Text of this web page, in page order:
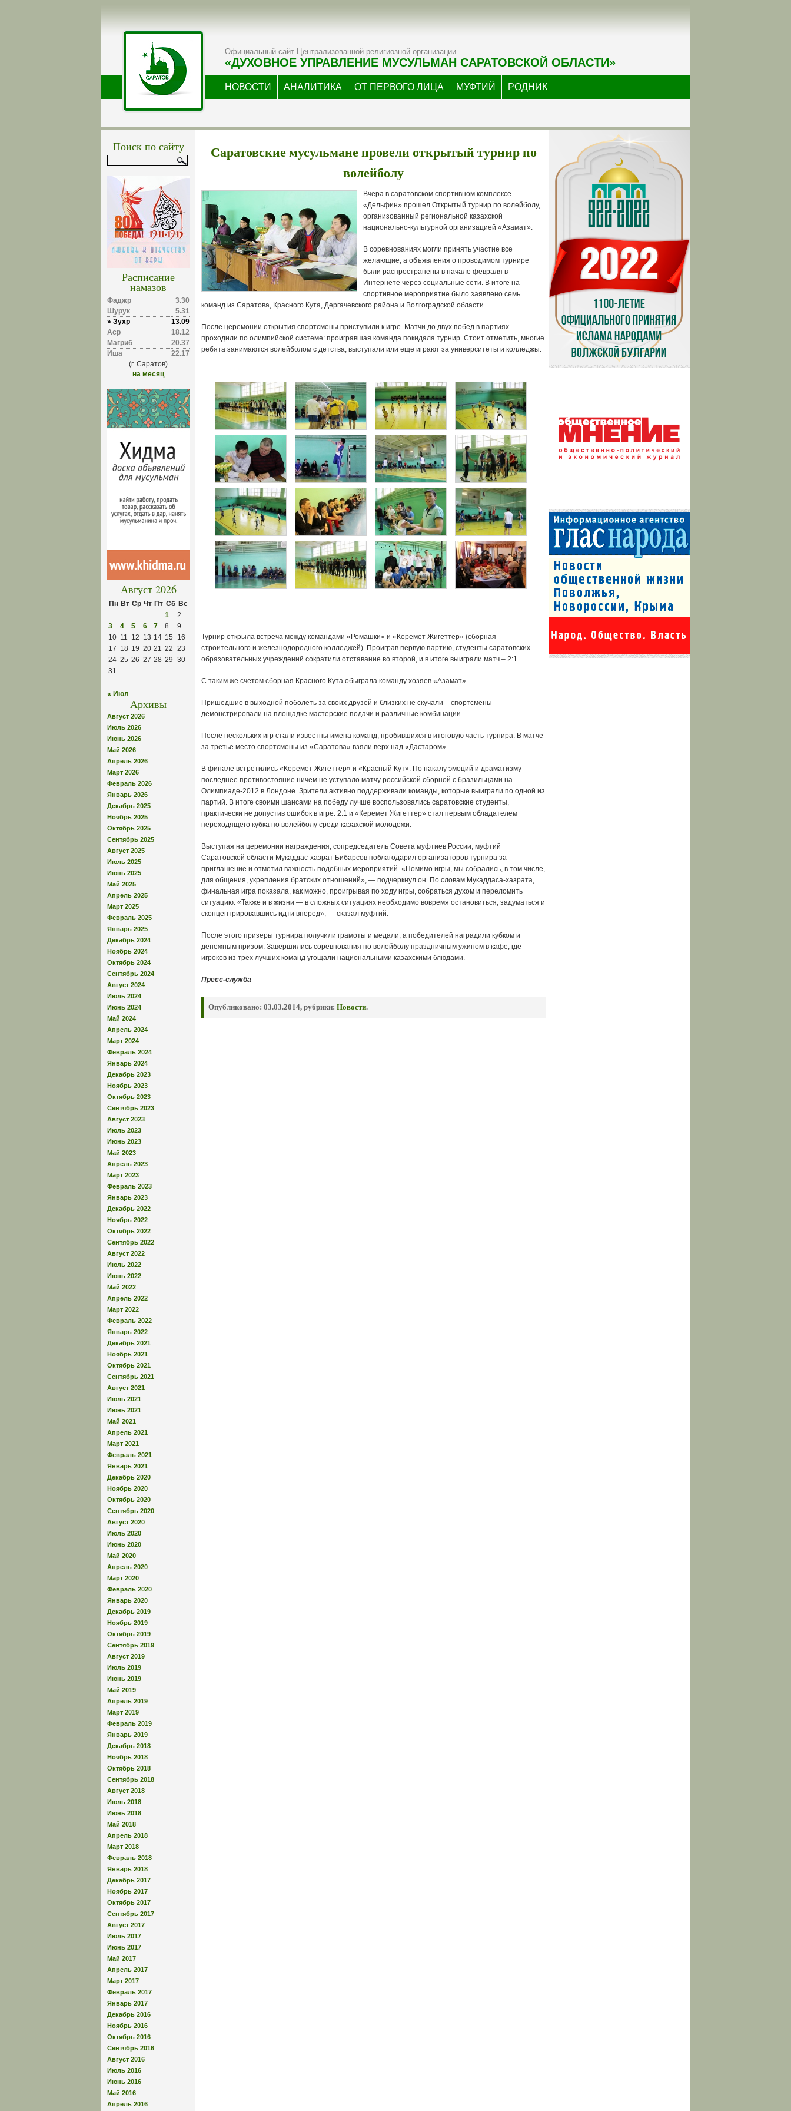
Официальный сайт Централизованной религиозной организации
«ДУХОВНОЕ УПРАВЛЕНИЕ МУСУЛЬМАН САРАТОВСКОЙ ОБЛАСТИ»
НОВОСТИ АНАЛИТИКА ОТ ПЕРВОГО ЛИЦА МУФТИЙ РОДНИК
Поиск по сайту
Расписание
намазов
Фаджр
3.30
Шурук
5.31
» Зухр
13.09
Аср
18.12
Магриб
20.37
Иша
22.17
(г. Саратов)
на месяц
Август 2026
Пн Вт Ср Чт Пт Сб Вс
1
2
3
4 5 6 7 8
9
10 11 12 13 14 15
16
17 18 19 20 21 22 23
24 25 26 27 28 29 30
31
« Июл
Архивы
Август 2026
Июль 2026
Июнь 2026
Май 2026
Апрель 2026
Март 2026
Февраль 2026
Январь 2026
Декабрь 2025
Ноябрь 2025
Октябрь 2025
Сентябрь 2025
Август 2025
Июль 2025
Июнь 2025
Май 2025
Апрель 2025
Март 2025
Февраль 2025
Январь 2025
Декабрь 2024
Ноябрь 2024
Октябрь 2024
Сентябрь 2024
Август 2024
Июль 2024
Июнь 2024
Май 2024
Апрель 2024
Март 2024
Февраль 2024
Январь 2024
Декабрь 2023
Ноябрь 2023
Октябрь 2023
Сентябрь 2023
Август 2023
Июль 2023
Июнь 2023
Май 2023
Апрель 2023
Март 2023
Февраль 2023
Январь 2023
Декабрь 2022
Ноябрь 2022
Октябрь 2022
Сентябрь 2022
Август 2022
Июль 2022
Июнь 2022
Май 2022
Апрель 2022
Март 2022
Февраль 2022
Январь 2022
Декабрь 2021
Ноябрь 2021
Октябрь 2021
Сентябрь 2021
Август 2021
Июль 2021
Июнь 2021
Май 2021
Апрель 2021
Март 2021
Февраль 2021
Январь 2021
Декабрь 2020
Ноябрь 2020
Октябрь 2020
Сентябрь 2020
Август 2020
Июль 2020
Июнь 2020
Май 2020
Апрель 2020
Март 2020
Февраль 2020
Январь 2020
Декабрь 2019
Ноябрь 2019
Октябрь 2019
Сентябрь 2019
Август 2019
Июль 2019
Июнь 2019
Май 2019
Апрель 2019
Март 2019
Февраль 2019
Январь 2019
Декабрь 2018
Ноябрь 2018
Октябрь 2018
Сентябрь 2018
Август 2018
Июль 2018
Июнь 2018
Май 2018
Апрель 2018
Март 2018
Февраль 2018
Январь 2018
Декабрь 2017
Ноябрь 2017
Октябрь 2017
Сентябрь 2017
Август 2017
Июль 2017
Июнь 2017
Май 2017
Апрель 2017
Март 2017
Февраль 2017
Январь 2017
Декабрь 2016
Ноябрь 2016
Октябрь 2016
Сентябрь 2016
Август 2016
Июль 2016
Июнь 2016
Май 2016
Апрель 2016
Саратовские мусульмане провели открытый турнир по
волейболу
Вчера в саратовском спортивном комплексе
«Дельфин» прошел Открытый турнир по волейболу,
организованный региональной казахской
национально-культурной организацией «Азамат».
В соревнованиях могли принять участие все
желающие, а объявления о проводимом турнире
были распространены в начале февраля в
Интернете через социальные сети. В итоге на
спортивное мероприятие было заявлено семь
команд из Саратова, Красного Кута, Дергачевского района и Волгоградской области.
После церемонии открытия спортсмены приступили к игре. Матчи до двух побед в партиях
проходили по олимпийской системе: проигравшая команда покидала турнир. Стоит отметить, многие
ребята занимаются волейболом с детства, выступали или еще играют за университеты и колледжы.
Турнир открыла встреча между командами «Ромашки» и «Керемет Жигеттер» (сборная
строительного и железнодородного колледжей). Проиграв первую партию, студенты саратовских
образовательных учреждений сократили отставание во второй, и в итоге выиграли матч – 2:1.
С таким же счетом сборная Красного Кута обыграла команду хозяев «Азамат».
Пришедшие в выходной поболеть за своих друзей и близких не скучали – спортсмены
демонстрировали на площадке мастерские подачи и различные комбинации.
После нескольких игр стали известны имена команд, пробившихся в итоговую часть турнира. В матче
за третье место спортсмены из «Саратова» взяли верх над «Дастаром».
В финале встретились «Керемет Жигеттер» и «Красный Кут». По накалу эмоций и драматизму
последнее противостояние ничем не уступало матчу российской сборной с бразильцами на
Олимпиаде-2012 в Лондоне. Зрители активно поддерживали команды, которые выиграли по одной из
партий. В итоге своими шансами на победу лучше воспользовались саратовские студенты,
практически не допустив ошибок в игре. 2:1 и «Керемет Жигеттер» стал первым обладателем
переходящего кубка по волейболу среди казахской молодежи.
Выступая на церемонии награждения, сопредседатель Совета муфтиев России, муфтий
Саратовской области Мукаддас-хазрат Бибарсов поблагодарил организаторов турнира за
приглашение и отметил важность подобных мероприятий. «Помимо игры, мы собрались, в том числе,
для общения, укрепления братских отношений», — подчеркнул он. По словам Мукаддаса-хазрата,
финальная игра показала, как можно, проигрывая по ходу игры, собраться духом и переломить
ситуацию. «Также и в жизни — в сложных ситуациях необходимо вовремя остановиться, задуматься и
сконцентрировавшись идти вперед», — сказал муфтий.
После этого призеры турнира получили грамоты и медали, а победителей наградили кубком и
денежным призом. Завершились соревнования по волейболу праздничным ужином в кафе, где
игроков из трёх лучших команд угощали национальными казахскими блюдами.
Пресс-служба
Опубликовано: 03.03.2014, рубрики: Новости.